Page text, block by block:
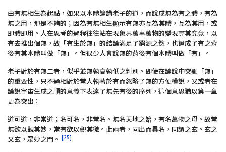
由有無相生為起點，如果以本體論講老子的道，而說成無為有之體，有為
無之用，那是不夠的；因為有無相生顯示有無亦互為其體，互為其用，或
即體即用。人在思考的過程往往站在現象界萬事萬物的變現尋其究竟，以
有去推出個無，故「有生於無」的結論滿足了窮源之慾，也證成了有之背
後有其本體叫做「無」。但很少人會說無的背後有個本體叫做「有」。
老子對於有無二者，似乎並無孰高孰低之判別。即使在論說中突顯「無」
的重要性，只不過相對於常人執著於有而忽略了無的方便權說，又或者在
論說宇宙生成之順的意義下表達了無先有後的序列，這個意思猶以第一章
更為突出：
道可道，非常道；名可名，非常名。無名天地之始，有名萬物之母。故常
無欲以觀其妙，常有欲以觀其徼。此兩者，同出而異名，同謂之玄。玄之
又玄，眾妙之門。 [25]